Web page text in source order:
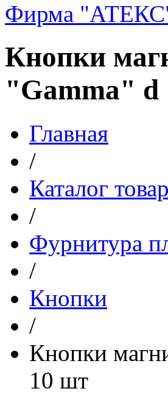
Фирма
Кнопки
"Gamma"
Главная
/
Каталог
/
Фурнитура
/
Кнопки
/
Кнопки
10 шт